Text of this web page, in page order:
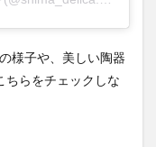
様子や、美しい陶器
ちらをチェックしな